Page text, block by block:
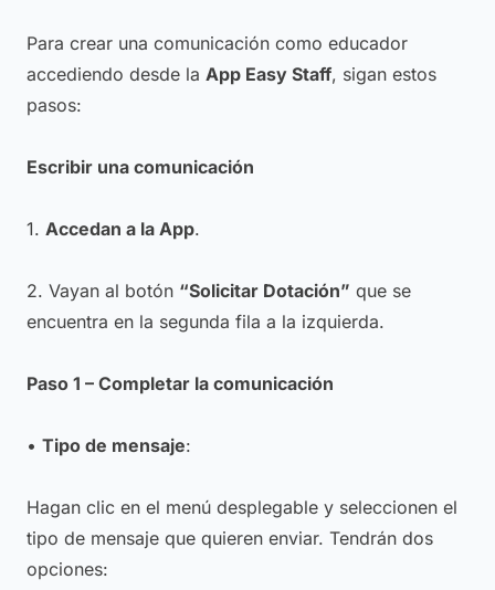
Para crear una comunicación como educador
accediendo desde la App Easy Staff, sigan estos
pasos:
Escribir una comunicación
1. Accedan a la App.
2. Vayan al botón “Solicitar Dotación” que se
encuentra en la segunda fila a la izquierda.
Paso 1 – Completar la comunicación
• Tipo de mensaje:
Hagan clic en el menú desplegable y seleccionen el
tipo de mensaje que quieren enviar. Tendrán dos
opciones: